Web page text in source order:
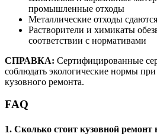
промышленные отходы
Металлические отходы
Растворители и химикаты
соответствии с нормативами
СПРАВКА: Сертифицированные
соблюдать экологические нормы
кузовного ремонта.
FAQ
1. Сколько стоит кузовной ремонт